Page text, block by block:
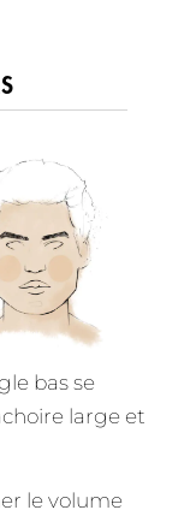
bas se
large et
le volume